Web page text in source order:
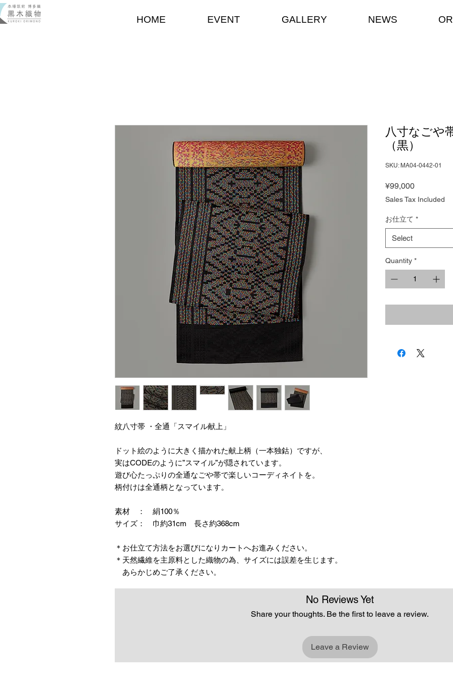
HOME EVENT GALLERY NEWS
紋八寸帯 ・全通「スマイル献上」
ドット絵のように大きく描かれた献上柄（一本独鈷）ですが、
実はCODEのように”スマイル”が隠されています。
遊び心たっぷりの全通なごや帯で楽しいコーディネイトを。
柄付けは全通柄となっています。
素材 ： 絹100％
サイズ： 巾約31cm 長さ約368cm
＊お仕立て方法をお選びになりカートへお進みください。
＊天然繊維を主原料とした織物の為、サイズには誤差を生じます。
あらかじめご了承ください。
八寸なごや
（黒）
SKU: MA04-0442-01
¥99,000Price
Sales Tax Included
お仕立て *
Select
Quantity *
No Reviews Yet
Share your thoughts. Be the first to leave a review.
Leave a Review